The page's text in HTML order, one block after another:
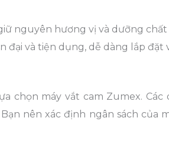
nguyên hương vị và dưỡng chất
đại và tiện dụng, dễ dàng lắp đặt
chọn máy vắt cam Zumex. Các
nên xác định ngân sách của